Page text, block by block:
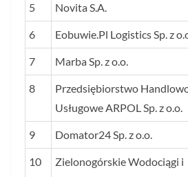
5 Novita S.A.
6 Eobuwie.Pl Logistics Sp. z
7 Marba Sp. z o.o.
8
Przedsiębiorstwo
Usługowe ARPOL Sp. z o.o.
9 Domator24 Sp. z o.o.
10
Zielonogórskie Wodociągi i